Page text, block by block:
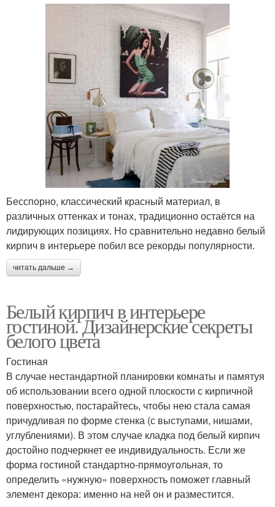
Бесспорно, классический красный материал, в
различных оттенках и тонах, традиционно остаётся на
лидирующих позициях. Но сравнительно недавно белый
кирпич в интерьере побил все рекорды популярности.
читать дальше →
Белый кирпич в интерьере
гостиной. Дизайнерские секреты
белого цвета
Гостиная
В случае нестандартной планировки комнаты и памятуя
об использовании всего одной плоскости с кирпичной
поверхностью, постарайтесь, чтобы нею стала самая
причудливая по форме стенка (с выступами, нишами,
углублениями). В этом случае кладка под белый кирпич
достойно подчеркнет ее индивидуальность. Если же
форма гостиной стандартно-прямоугольная, то
определить «нужную» поверхность поможет главный
элемент декора: именно на ней он и разместится.